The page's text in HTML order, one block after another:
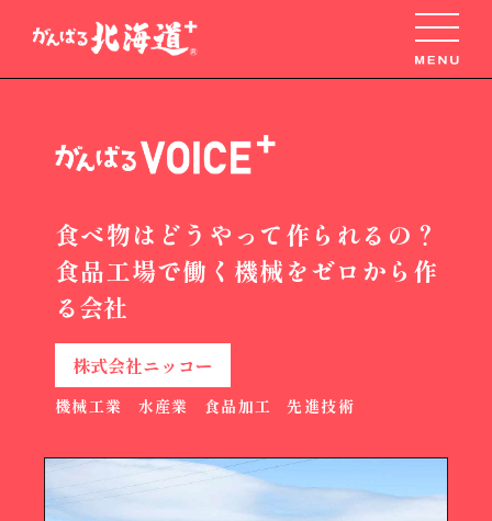
食べ物はどうやって作られるの？
食品工場で働く機械をゼロから作
る会社
株式会社ニッコー
機械工業 水産業 食品加工 先進技術